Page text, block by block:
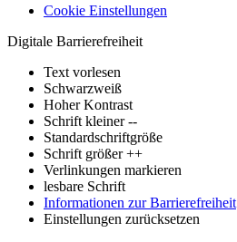
Cookie Einstellungen
Digitale Barrierefreiheit
Text vorlesen
Schwarzweiß
Hoher Kontrast
Schrift kleiner --
Standardschriftgröße
Schrift größer ++
Verlinkungen markieren
lesbare Schrift
Informationen zur Barrierefreiheit
Einstellungen zurücksetzen